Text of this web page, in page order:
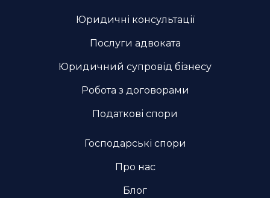
Юридичні консультації
Послуги адвоката
Юридичний супровід бізнесу
Робота з договорами
Податкові спори
Господарські спори
Про нас
Блог